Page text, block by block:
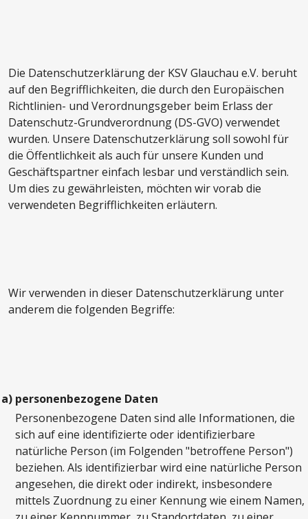
Die Datenschutzerklärung der KSV Glauchau e.V. beruht
auf den Begrifflichkeiten, die durch den Europäischen
Richtlinien- und Verordnungsgeber beim Erlass der
Datenschutz-Grundverordnung (DS-GVO) verwendet
wurden. Unsere Datenschutzerklärung soll sowohl für
die Öffentlichkeit als auch für unsere Kunden und
Geschäftspartner einfach lesbar und verständlich sein.
Um dies zu gewährleisten, möchten wir vorab die
verwendeten Begrifflichkeiten erläutern.
Wir verwenden in dieser Datenschutzerklärung unter
anderem die folgenden Begriffe:
a) personenbezogene Daten
Personenbezogene Daten sind alle Informationen, die
sich auf eine identifizierte oder identifizierbare
natürliche Person (im Folgenden "betroffene Person")
beziehen. Als identifizierbar wird eine natürliche Person
angesehen, die direkt oder indirekt, insbesondere
mittels Zuordnung zu einer Kennung wie einem Namen,